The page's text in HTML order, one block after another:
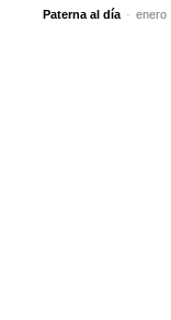
Paterna al día - enero